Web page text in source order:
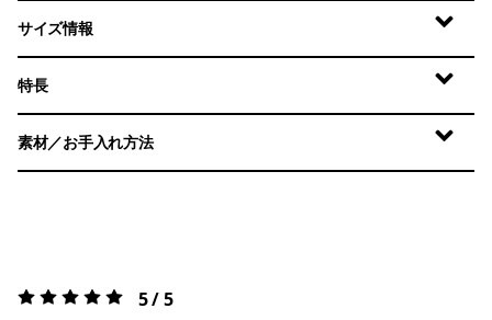
サイズ情報
特長
素材／お手入れ方法
評価:5 / 5 5 / 5